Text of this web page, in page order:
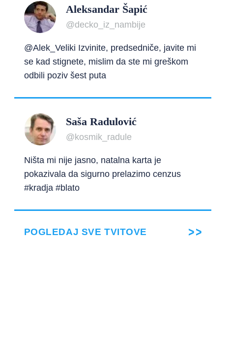
Aleksandar Šapić
@decko_iz_nambije
@Alek_Veliki Izvinite, predsedniče, javite mi
se kad stignete, mislim da ste mi greškom
odbili poziv šest puta
Saša Radulović
@kosmik_radule
Ništa mi nije jasno, natalna karta je
pokazivala da sigurno prelazimo cenzus
#kradja #blato
POGLEDAJ SVE TVITOVE